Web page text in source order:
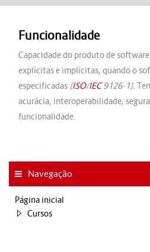
Funcionalidade
Capacidade do produto de
explícitas e implícitas, quando o
especificadas[ISO/IEC9126-1].
acurácia, interoperabilidade,
funcionalidade.
Navegação
Página inicial
Cursos